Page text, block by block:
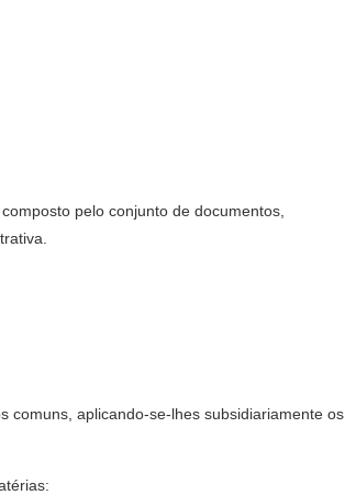
pelo conjunto de documentos,
comuns, aplicando-se-lhes subsidiariamente os